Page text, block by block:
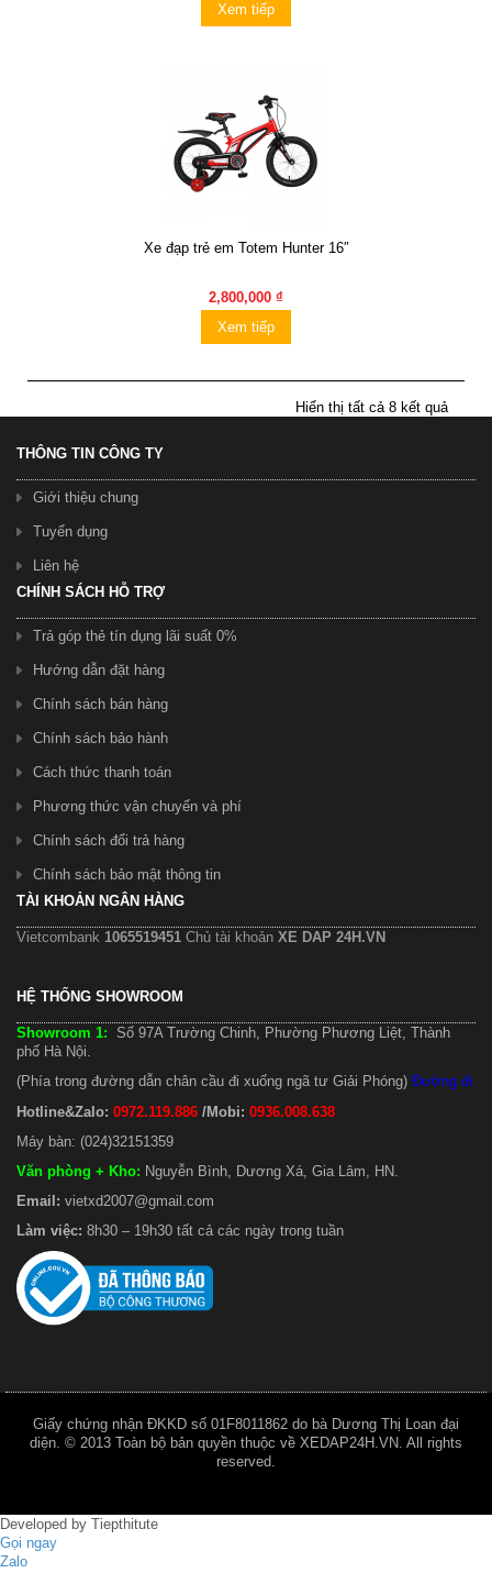
Xem tiếp
Xe đạp trẻ em Totem Hunter 16″
2,800,000 ₫
Xem tiếp
Hiển thị tất cả 8 kết quả
THÔNG TIN CÔNG TY
Giới thiệu chung
Tuyển dụng
Liên hệ
CHÍNH SÁCH HỖ TRỢ
Trả góp thẻ tín dụng lãi suất 0%
Hướng dẫn đặt hàng
Chính sách bán hàng
Chính sách bảo hành
Cách thức thanh toán
Phương thức vận chuyển và phí
Chính sách đổi trả hàng
Chính sách bảo mật thông tin
TÀI KHOẢN NGÂN HÀNG
Vietcombank 1065519451 Chủ tài khoản XE DAP 24H.VN
HỆ THỐNG SHOWROOM
Showroom 1: Số 97A Trường Chinh, Phường Phương Liệt, Thành
phố Hà Nội.
(Phía trong đường dẫn chân cầu đi xuống ngã tư Giải Phóng) Đường đi
Hotline&Zalo: 0972.119.886 /Mobi: 0936.008.638
Máy bàn: (024)32151359
Văn phòng + Kho: Nguyễn Bình, Dương Xá, Gia Lâm, HN.
Email: vietxd2007@gmail.com
Làm việc: 8h30 – 19h30 tất cả các ngày trong tuần
Giấy chứng nhận ĐKKD số 01F8011862 do bà Dương Thị Loan đại
diện. © 2013 Toàn bộ bản quyền thuộc về XEDAP24H.VN. All rights
reserved.
Developed by Tiepthitute
Gọi ngay
Zalo